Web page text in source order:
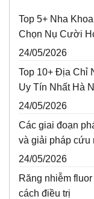
Top 5+ Nha
Chọn Nụ Cười
24/05/2026
Top 10+ Địa Chỉ
Uy Tín Nhất Hà
24/05/2026
Các giai đoạn
và giải pháp cứu
24/05/2026
Răng nhiễm
cách điều trị